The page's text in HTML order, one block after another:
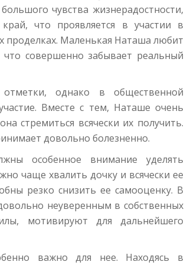
чувства жизнерадостности,
что проявляется в участии в
Маленькая Наташа любит
что совершенно забывает реальный
однако в общественной
Вместе с тем, Наташе очень
стремиться всячески их получить.
довольно болезненно.
особенное внимание уделять
чаще хвалить дочку и всячески ее
резко снизить ее самооценку. В
неуверенным в собственных
мотивируют для дальнейшего
важно для нее. Находясь в